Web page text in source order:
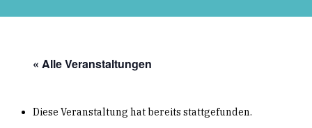
« Alle Veranstaltungen
Diese Veranstaltung hat bereits stattgefunden.